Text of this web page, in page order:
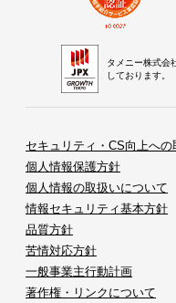
タメニー株式会
しております。
セキュリティ・CS向上への
個人情報保護方針
個人情報の取扱いについて
情報セキュリティ基本方針
品質方針
苦情対応方針
一般事業主行動計画
著作権・リンクについて